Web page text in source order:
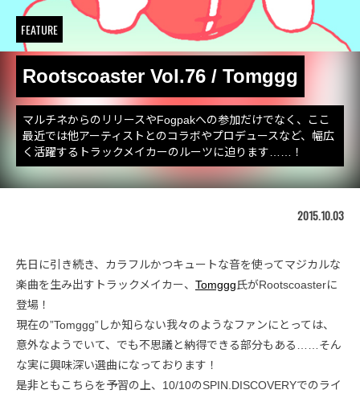
FEATURE
Rootscoaster Vol.76 / Tomggg
マルチネからのリリースやFogpakへの参加だけでなく、ここ
最近では他アーティストとのコラボやプロデュースなど、幅広
く活躍するトラックメイカーのルーツに迫ります……！
2015.10.03
先日に引き続き、カラフルかつキュートな音を使ってマジカルな
楽曲を生み出すトラックメイカー、 Tomggg氏がRootscoasterに
登場！
現在の”Tomggg”しか知らない我々のようなファンにとっては、
意外なようでいて、でも不思議と納得できる部分もある……そん
な実に興味深い選曲になっております！
是非ともこちらを予習の上、10/10のSPIN.DISCOVERYでのライ